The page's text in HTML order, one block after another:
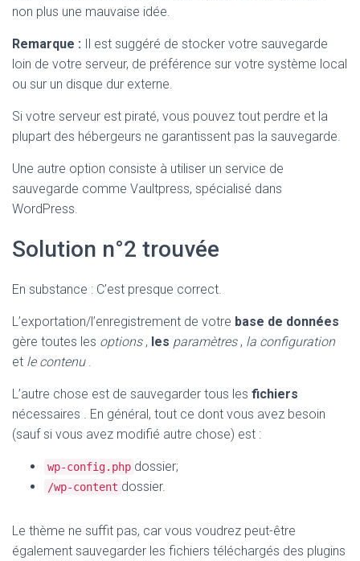
non plus une mauvaise idée.
Remarque : Il est suggéré de stocker votre sauvegarde
loin de votre serveur, de préférence sur votre système local
ou sur un disque dur externe.
Si votre serveur est piraté, vous pouvez tout perdre et la
plupart des hébergeurs ne garantissent pas la sauvegarde.
Une autre option consiste à utiliser un service de
sauvegarde comme Vaultpress, spécialisé dans
WordPress.
Solution n°2 trouvée
En substance : C’est presque correct.
L’exportation/l’enregistrement de votre base de données
gère toutes les options, les paramètres, la configuration
et le contenu.
L’autre chose est de sauvegarder tous les fichiers
nécessaires . En général, tout ce dont vous avez besoin
(sauf si vous avez modifié autre chose) est :
wp-config.php dossier;
/wp-content dossier.
Le thème ne suffit pas, car vous voudrez peut-être
également sauvegarder les fichiers téléchargés des plugins